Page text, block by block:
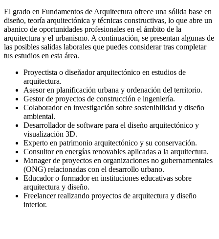
El grado en Fundamentos de Arquitectura ofrece una sólida base en
diseño, teoría arquitectónica y técnicas constructivas, lo que abre un
abanico de oportunidades profesionales en el ámbito de la
arquitectura y el urbanismo. A continuación, se presentan algunas de
las posibles salidas laborales que puedes considerar tras completar
tus estudios en esta área.
Proyectista o diseñador arquitectónico en estudios de
arquitectura.
Asesor en planificación urbana y ordenación del territorio.
Gestor de proyectos de construcción e ingeniería.
Colaborador en investigación sobre sostenibilidad y diseño
ambiental.
Desarrollador de software para el diseño arquitectónico y
visualización 3D.
Experto en patrimonio arquitectónico y su conservación.
Consultor en energías renovables aplicadas a la arquitectura.
Manager de proyectos en organizaciones no gubernamentales
(ONG) relacionadas con el desarrollo urbano.
Educador o formador en instituciones educativas sobre
arquitectura y diseño.
Freelancer realizando proyectos de arquitectura y diseño
interior.